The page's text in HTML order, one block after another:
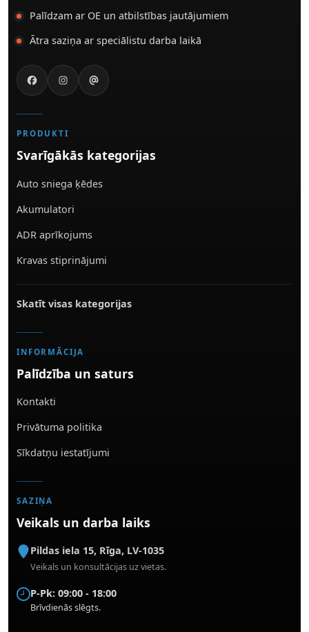
Palīdzam ar OE un atbilstības jautājumiem
Ātra saziņa ar speciālistu darba laikā
PRODUKTI
Svarīgākās kategorijas
Auto sniega ķēdes
Akumulatori
ADR aprīkojums
Kravas stiprinājumi
Skatīt visas kategorijas
INFORMĀCIJA
Palīdzība un saturs
Kontakti
Privātuma politika
Sīkdatņu iestatījumi
SAZIŅA
Veikals un darba laiks
Pildas iela 15, Rīga, LV-1035
Veikals un konsultācijas uz vietas.
P-Pk: 09:00 - 18:00
Brīvdienās slēgts.